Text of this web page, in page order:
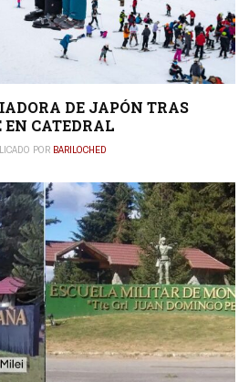
DE JAPÓN TRAS
EN CATEDRAL
POR BARILOCHED